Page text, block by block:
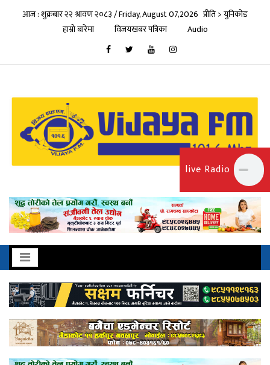
आज : शुक्रबार २२ श्रावण २०८३ / Friday, August 07,2026 प्रीति > युनिकोड
हाम्रो बारेमा
विजयखबर पत्रिका Audio
live Radio